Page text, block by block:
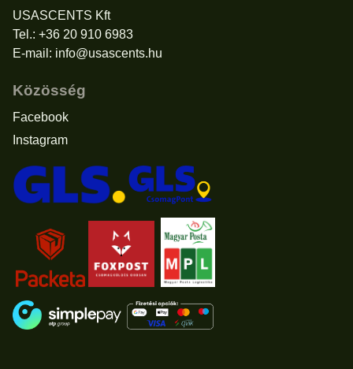
USASCENTS Kft
Tel.: +36 20 910 6983
E-mail: info@usascents.hu
Közösség
Facebook
Instagram